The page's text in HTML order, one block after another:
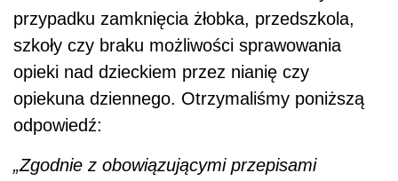
przypadku zamknięcia żłobka, przedszkola,
szkoły czy braku możliwości sprawowania
opieki nad dzieckiem przez nianię czy
opiekuna dziennego. Otrzymaliśmy poniższą
odpowiedź:
„Zgodnie z obowiązującymi przepisami